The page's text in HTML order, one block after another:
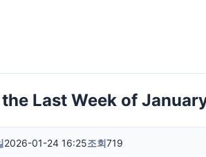
Last Week of
2026-01-24 16:25조회719